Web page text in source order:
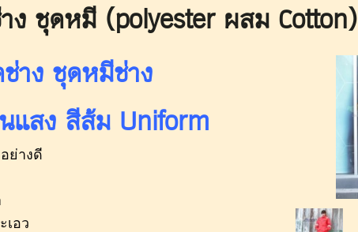
ง ชุดหมี (polyester ผสม Cotton)
าง ชุดหมีช่าง
แสง สีส้ม Uniform
ย่างดี
เอว